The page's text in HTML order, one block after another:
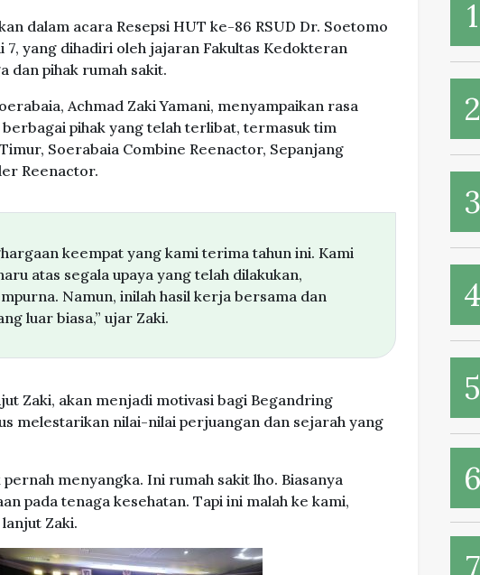
dalam acara Resepsi HUT ke-86 RSUD Dr. Soetomo
7, yang dihadiri oleh jajaran Fakultas Kedokteran
dan pihak rumah sakit.
Achmad Zaki Yamani, menyampaikan rasa
pihak yang telah terlibat, termasuk tim
Soerabaia Combine Reenactor, Sepanjang
Reenactor.
keempat yang kami terima tahun ini. Kami
atas segala upaya yang telah dilakukan,
Namun, inilah hasil kerja bersama dan
luar biasa,” ujar Zaki.
Zaki, akan menjadi motivasi bagi Begandring
melestarikan nilai-nilai perjuangan dan sejarah yang
pernah menyangka. Ini rumah sakit lho. Biasanya
pada tenaga kesehatan. Tapi ini malah ke kami,
Zaki.